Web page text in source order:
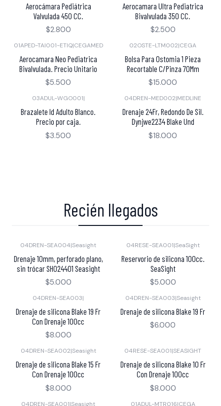
Aerocámara Pediátrica
Valvulada 450 CC.
$2.800
Aerocamara Ultra Pediatrica
Bivalvulada 350 CC.
$2.500
01APED-TAI001-ETIQ|CEGAMED
Aerocamara Neo Pediatrica
Bivalvulada. Precio Unitario
$5.500
02OSTE-LTM002|CEGA
Bolsa Para Ostomia 1 Pieza
Recortable C/Pinza 70Mm
$15.000
03ADUL-WGO001|
Brazalete Id Adulto Blanco.
Precio por caja.
$3.500
04DREN-MED002|MEDLINE
Drenaje 24Fr, Redondo De Sil.
Dynjwe2234 Blake Und
$18.000
Recién llegados
04DREN-SEA004|Seasight
Drenaje 10mm, perforado plano,
sin trócar SH024401 Seasight
$5.000
04RESE-SEA001|SeaSight
Reservorio de silicona 100cc.
SeaSight
$5.000
04DREN-SEA003|
Drenaje de silicona Blake 19 Fr
Con Drenaje 100cc
$8.000
04DREN-SEA003|Seasight
Drenaje de silicona Blake 19 Fr
$6.000
04DREN-SEA002|Seasight
Drenaje de silicona Blake 15 Fr
Con Drenaje 100cc
$8.000
04RESE-SEA001|SEASIGHT
Drenaje de silicona Blake 10 Fr
Con Drenaje 100cc
$8.000
04DREN-SEA001|Seasight 01ADUL-MTR016|CEGA